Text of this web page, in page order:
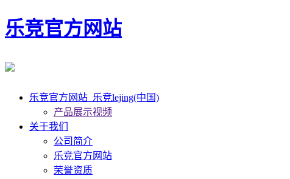
乐竞官方网站
乐竞官方网站_乐竞lejing(中国)
产品展示视频
关于我们
公司简介
乐竞官方网站
荣誉资质